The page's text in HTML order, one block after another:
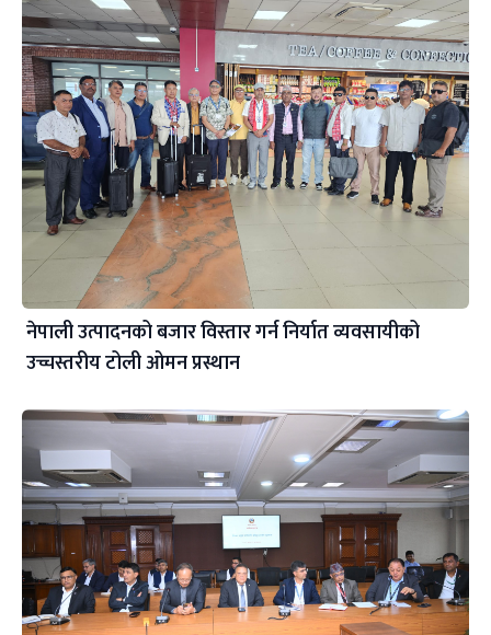
नेपाली उत्पादनको बजार विस्तार गर्न निर्यात व्यवसायीको
उच्चस्तरीय टोली ओमन प्रस्थान